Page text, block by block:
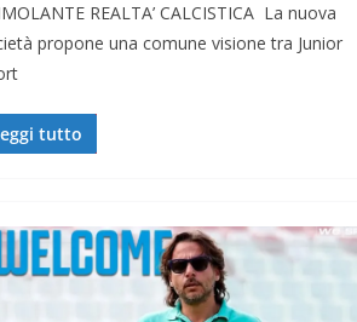
REALTA’ CALCISTICA La nuova
propone una comune visione tra Junior
tutto